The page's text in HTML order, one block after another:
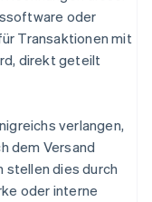
oder
Transaktionen mit
direkt geteilt
verlangen,
dem Versand
stellen dies durch
oder interne